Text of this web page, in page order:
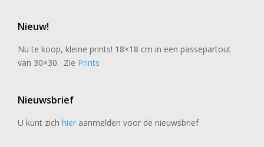
Nieuw!
Nu te koop, kleine prints! 18×18 cm in een passepartout
van 30×30. Zie Prints
Nieuwsbrief
U kunt zich hier aanmelden voor de nieuwsbrief